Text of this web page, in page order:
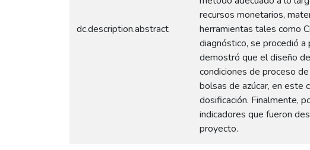
dc.description.abstract
recursos monetarios,
herramientas tales como
diagnóstico, se procedió
demostró que el diseño
condiciones de proceso
bolsas de azúcar, en este
dosificación. Finalmente,
indicadores que fueron
proyecto.